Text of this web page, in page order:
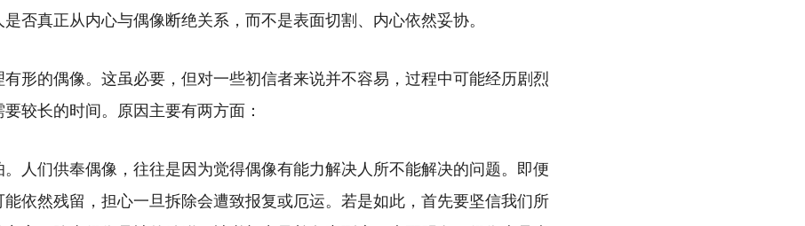
否真正从内心与偶像断绝关系，而不是表面切割、内心依然妥协。
形的偶像。这虽必要，但对一些初信者来说并不容易，过程中可能经历剧烈
较长的时间。原因主要有两方面：
人们供奉偶像，往往是因为觉得偶像有能力解决人所不能解决的问题。即便
依然残留，担心一旦拆除会遭致报复或厄运。若是如此，首先要坚信我们所